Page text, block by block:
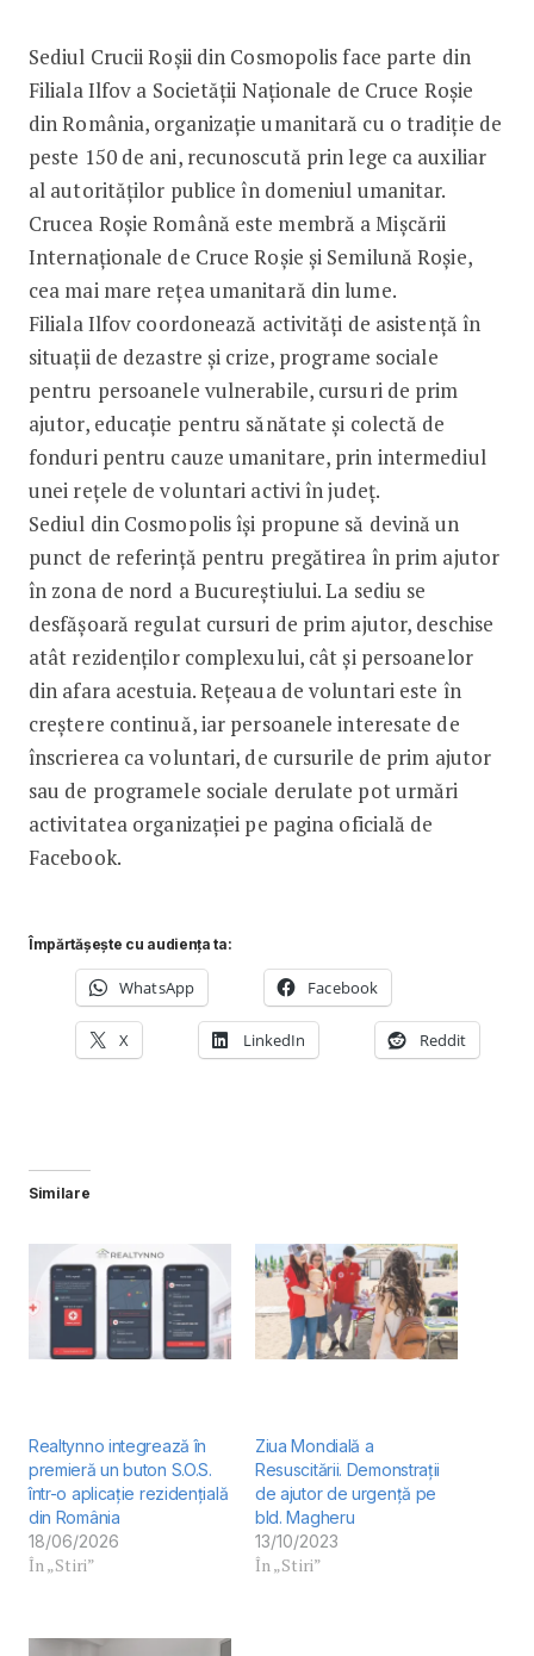
Sediul Crucii Roșii din Cosmopolis face parte din
Filiala Ilfov a Societății Naționale de Cruce Roșie
din România, organizație umanitară cu o tradiție de
peste 150 de ani, recunoscută prin lege ca auxiliar
al autorităților publice în domeniul umanitar.
Crucea Roșie Română este membră a Mișcării
Internaționale de Cruce Roșie și Semilună Roșie,
cea mai mare rețea umanitară din lume.
Filiala Ilfov coordonează activități de asistență în
situații de dezastre și crize, programe sociale
pentru persoanele vulnerabile, cursuri de prim
ajutor, educație pentru sănătate și colectă de
fonduri pentru cauze umanitare, prin intermediul
unei rețele de voluntari activi în județ.
Sediul din Cosmopolis își propune să devină un
punct de referință pentru pregătirea în prim ajutor
în zona de nord a Bucureștiului. La sediu se
desfășoară regulat cursuri de prim ajutor, deschise
atât rezidenților complexului, cât și persoanelor
din afara acestuia. Rețeaua de voluntari este în
creștere continuă, iar persoanele interesate de
înscrierea ca voluntari, de cursurile de prim ajutor
sau de programele sociale derulate pot urmări
activitatea organizației pe pagina oficială de
Facebook.
Împărtășește cu audiența ta:
WhatsApp Facebook
X LinkedIn Reddit
Similare
Realtynno integrează în
premieră un buton S.O.S.
într-o aplicație rezidențială
din România
18/06/2026
În „Stiri”
Ziua Mondială a
Resuscitării. Demonstrații
de ajutor de urgență pe
bld. Magheru
13/10/2023
În „Stiri”